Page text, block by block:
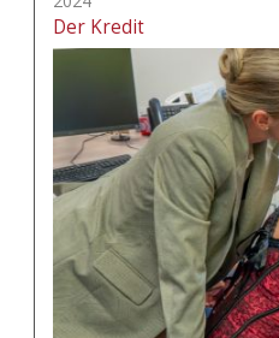
Der Kredit